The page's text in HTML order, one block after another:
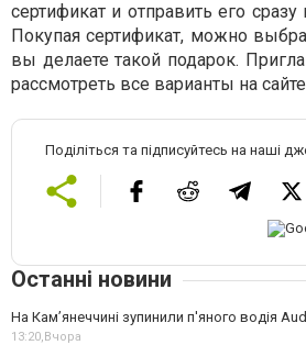
сертификат и отправить его сразу
Покупая сертификат, можно
вы делаете такой подарок.
рассмотреть все варианты на
Поділіться та підписуйтесь на наші
Останні новини
На Камʼянеччині зупинили п'яного водія
13:20,Вчора